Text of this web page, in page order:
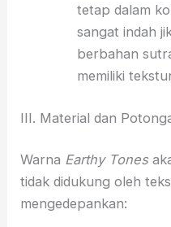
tetap dalam
sangat indah
berbahan
memiliki
III. Material dan
Warna Earthy Tones
tidak didukung oleh
mengedepankan: